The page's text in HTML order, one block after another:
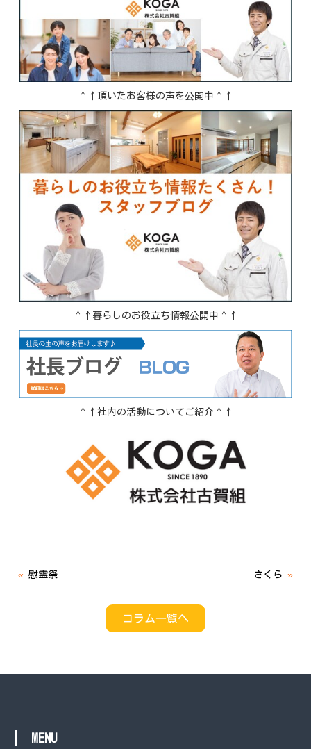
↑↑頂いたお客様の声を公開中↑↑
↑↑暮らしのお役立ち情報公開中↑↑
↑↑社内の活動についてご紹介↑↑
«慰霊祭 さくら »
コラム一覧へ
MENU